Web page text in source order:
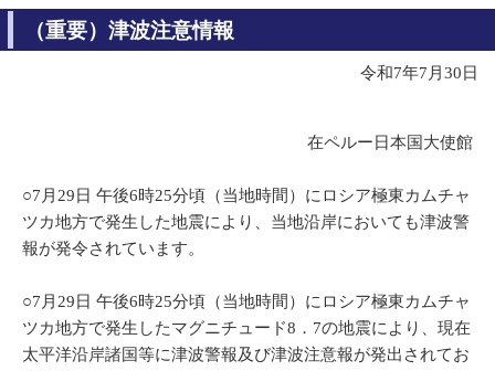
（重要）津波注意情報
令和7年7月30日
在ペルー日本国大使館
○7月29日 午後6時25分頃（当地時間）にロシア極東カムチャ
ツカ地方で発生した地震により、当地沿岸においても津波警
報が発令されています。
○7月29日 午後6時25分頃（当地時間）にロシア極東カムチャ
ツカ地方で発生したマグニチュード8．7の地震により、現在
太平洋沿岸諸国等に津波警報及び津波注意報が発出されてお